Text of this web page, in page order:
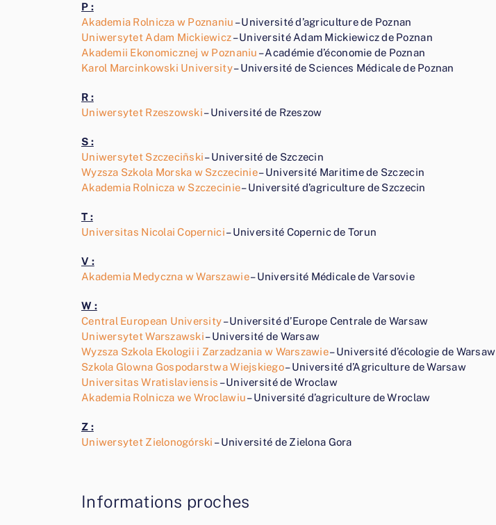
P :
Akademia Rolnicza w Poznaniu – Université d’agriculture de Poznan
Uniwersytet Adam Mickiewicz– Université Adam Mickiewicz de Poznan
Akademii Ekonomicznej w Poznaniu – Académie d’économie de Poznan
Karol Marcinkowski University– Université de Sciences Médicale de Poznan
R :
Uniwersytet Rzeszowski– Université de Rzeszow
S :
Uniwersytet Szczeciñski– Université de Szczecin
Wyzsza Szkola Morska w Szczecinie– Université Maritime de Szczecin
Akademia Rolnicza w Szczecinie– Université d’agriculture de Szczecin
T :
Universitas Nicolai Copernici– Université Copernic de Torun
V :
Akademia Medyczna w Warszawie– Université Médicale de Varsovie
W :
Central European University– Université d’Europe Centrale de Warsaw
Uniwersytet Warszawski– Université de Warsaw
Wyzsza Szkola Ekologii i Zarzadzania w Warszawie– Université d’écologie de Warsaw
Szkola Glowna Gospodarstwa Wiejskiego– Université d’Agriculture de Warsaw
Universitas Wratislaviensis – Université de Wroclaw
Akademia Rolnicza we Wroclawiu– Université d’agriculture de Wroclaw
Z :
Uniwersytet Zielonogórski – Université de Zielona Gora
Informations proches